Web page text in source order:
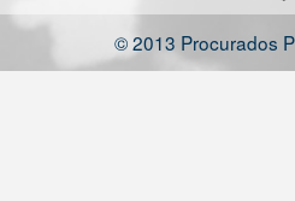
© 2013 Procurados